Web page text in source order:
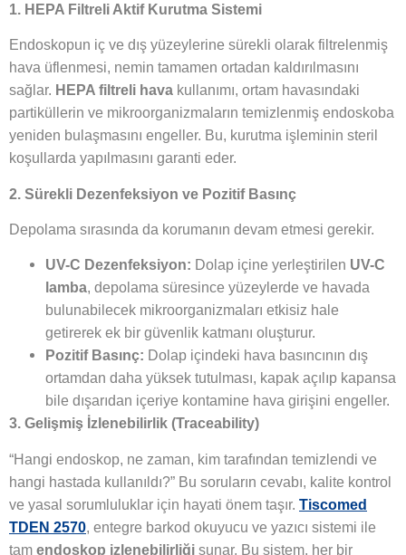
1. HEPA Filtreli Aktif Kurutma Sistemi
Endoskopun iç ve dış yüzeylerine sürekli olarak filtrelenmiş
hava üflenmesi, nemin tamamen ortadan kaldırılmasını
sağlar. HEPA filtreli hava kullanımı, ortam havasındaki
partiküllerin ve mikroorganizmaların temizlenmiş endoskoba
yeniden bulaşmasını engeller. Bu, kurutma işleminin steril
koşullarda yapılmasını garanti eder.
2. Sürekli Dezenfeksiyon ve Pozitif Basınç
Depolama sırasında da korumanın devam etmesi gerekir.
UV-C Dezenfeksiyon: Dolap içine yerleştirilen UV-C
lamba, depolama süresince yüzeylerde ve havada
bulunabilecek mikroorganizmaları etkisiz hale
getirerek ek bir güvenlik katmanı oluşturur.
Pozitif Basınç: Dolap içindeki hava basıncının dış
ortamdan daha yüksek tutulması, kapak açılıp kapansa
bile dışarıdan içeriye kontamine hava girişini engeller.
3. Gelişmiş İzlenebilirlik (Traceability)
“Hangi endoskop, ne zaman, kim tarafından temizlendi ve
hangi hastada kullanıldı?” Bu soruların cevabı, kalite kontrol
ve yasal sorumluluklar için hayati önem taşır. Tiscomed
TDEN 2570, entegre barkod okuyucu ve yazıcı sistemi ile
tam endoskop izlenebilirliği sunar. Bu sistem, her bir